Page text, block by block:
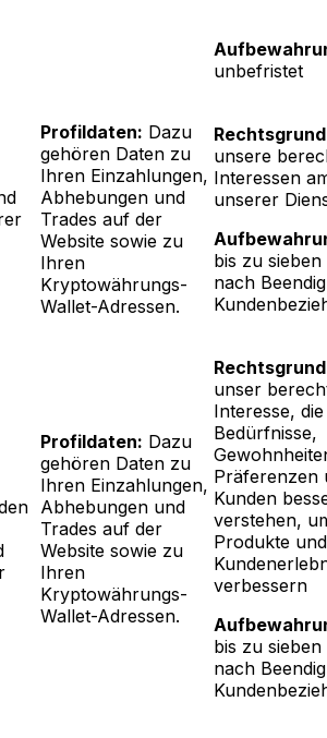
unbefristet
Profildaten: Dazu
gehören Daten zu
Ihren Einzahlungen,
Abhebungen und
Trades auf der
Website sowie zu
Ihren
Kryptowährungs-
Wallet-Adressen.
unsere
Interessen
unserer
bis zu
nach
Profildaten: Dazu
gehören Daten zu
Ihren Einzahlungen,
Abhebungen und
Trades auf der
Website sowie zu
Ihren
Kryptowährungs-
Wallet-Adressen.
unser
Interesse, die
Bedürfnisse,
Präferenzen
Kunden
verstehen,
Produkte
verbessern
bis zu
nach